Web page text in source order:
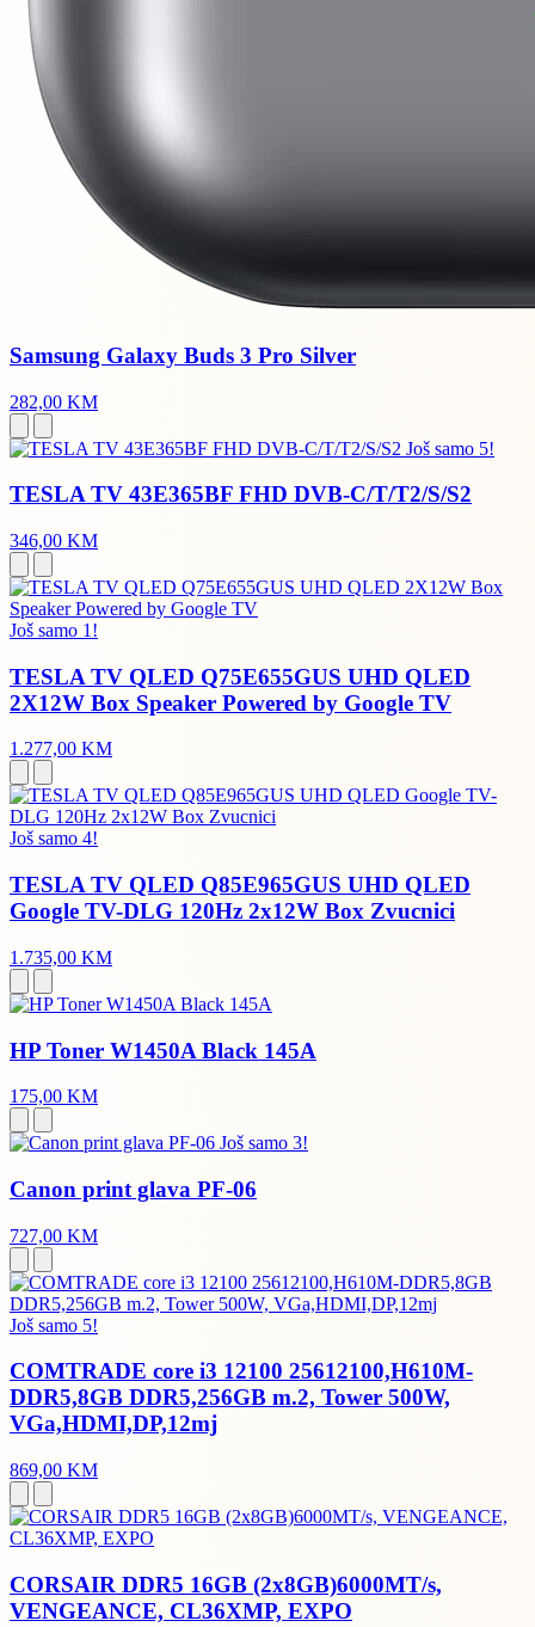
Samsung Galaxy Buds 3 Pro Silver
282,00 KM
Još samo 5!
TESLA TV 43E365BF FHD DVB-C/T/T2/S/S2
346,00 KM
Još samo 1!
TESLA TV QLED Q75E655GUS UHD QLED
2X12W Box Speaker Powered by Google TV
1.277,00 KM
Još samo 4!
TESLA TV QLED Q85E965GUS UHD QLED
Google TV-DLG 120Hz 2x12W Box Zvucnici
1.735,00 KM
HP Toner W1450A Black 145A
175,00 KM
Još samo 3!
Canon print glava PF-06
727,00 KM
Još samo 5!
COMTRADE core i3 12100 25612100,H610M-
DDR5,8GB DDR5,256GB m.2, Tower 500W,
VGa,HDMI,DP,12mj
869,00 KM
CORSAIR DDR5 16GB (2x8GB)6000MT/s,
VENGEANCE, CL36XMP, EXPO